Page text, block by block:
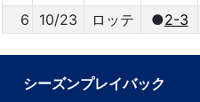
6
10/23 ロッテ ●2-3
シーズンプレイバック